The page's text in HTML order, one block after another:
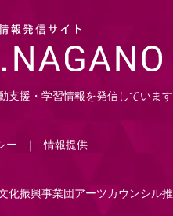
支援・学習情報を発信しています
ー 情報提供
化振興事業団アーツカウンシル